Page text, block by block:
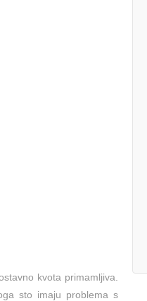
kvota primamljiva.
sto imaju problema s